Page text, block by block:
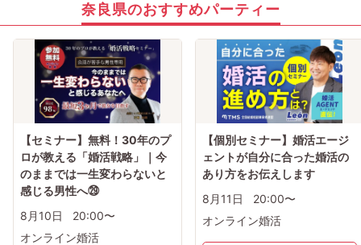
奈良県のおすすめパーティー
【セミナー】無料！30年のプ
ロが教える「婚活戦略」｜今
のままでは一生変わらないと
感じる男性へ㉙
8月10日
20:00〜
オンライン婚活
【個別セミナー】婚活エージ
ェントが自分に合った婚活の
あり方をお伝えします
8月11日
20:00〜
オンライン婚活